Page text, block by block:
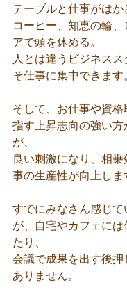
テーブルと仕事がはか
コーヒー、知恵の輪
アで頭を休める。
人とは違うビジネス
そ仕事に集中できます。
そして、お仕事や資格
指す上昇志向の強い
が、
良い刺激になり、相
事の生産性が向上しま
すでにみなさん感じ
が、自宅やカフェに
たり、
会議で成果を出す後
ありません。